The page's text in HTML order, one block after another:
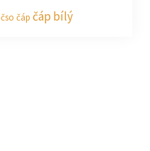
čso čáp čáp bílý